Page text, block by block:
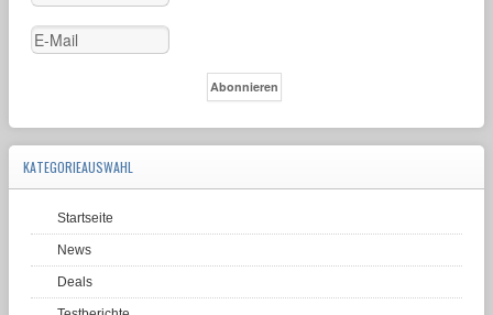
KATEGORIEAUSWAHL
Startseite
News
Deals